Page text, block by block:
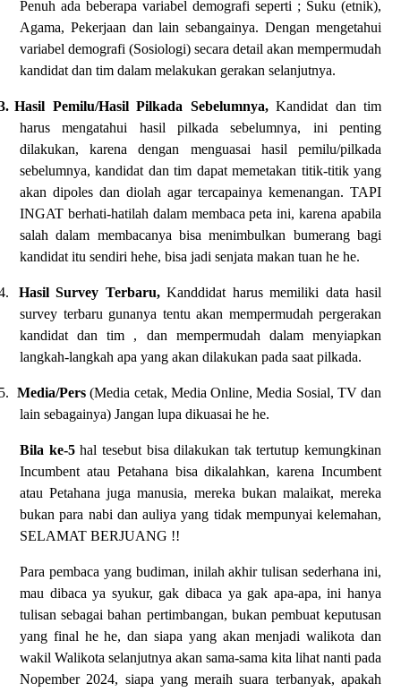
Penuh ada beberapa variabel demografi seperti ; Suku (etnik),
Agama, Pekerjaan dan lain sebangainya. Dengan mengetahui
variabel demografi (Sosiologi) secara detail akan mempermudah
kandidat dan tim dalam melakukan gerakan selanjutnya.
Hasil Pemilu/Hasil Pilkada Sebelumnya,Kandidat dan tim
harus mengatahui hasil pilkada sebelumnya, ini penting
dilakukan, karena dengan menguasai hasil pemilu/pilkada
sebelumnya, kandidat dan tim dapat memetakan titik-titik yang
akan dipoles dan diolah agar tercapainya kemenangan. TAPI
INGAT berhati-hatilah dalam membaca peta ini, karena apabila
salah dalam membacanya bisa menimbulkan bumerang bagi
kandidat itu sendiri hehe, bisa jadi senjata makan tuan he he.
Hasil Survey Terbaru,Kanddidat harus memiliki data hasil
survey terbaru gunanya tentu akan mempermudah pergerakan
kandidat dan tim , dan mempermudah dalam menyiapkan
langkah-langkah apa yang akan dilakukan pada saat pilkada.
Media/Pers (Media cetak, Media Online, Media Sosial, TV dan
lain sebagainya) Jangan lupa dikuasai he he.
Bila ke-5hal tesebut bisa dilakukan tak tertutup kemungkinan
Incumbent atau Petahana bisa dikalahkan, karena Incumbent
atau Petahana juga manusia, mereka bukan malaikat, mereka
bukan para nabi dan auliya yang tidak mempunyai kelemahan,
SELAMAT BERJUANG !!
Para pembaca yang budiman, inilah akhir tulisan sederhana ini,
mau dibaca ya syukur, gak dibaca ya gak apa-apa, ini hanya
tulisan sebagai bahan pertimbangan, bukan pembuat keputusan
yang final he he, dan siapa yang akan menjadi walikota dan
wakil Walikota selanjutnya akan sama-sama kita lihat nanti pada
Nopember 2024, siapa yang meraih suara terbanyak, apakah